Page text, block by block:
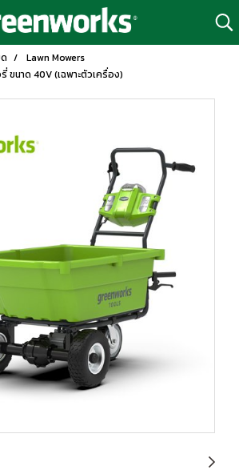
Lawn Mowers
ขนาด 40V (เฉพาะตัวเครื่อง)